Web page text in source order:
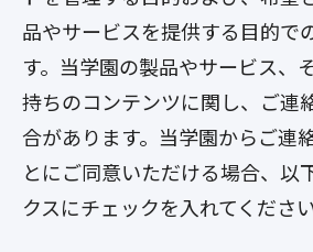
品やサービスを提供する目的で
す。当学園の製品やサービス、
持ちのコンテンツに関し、ご連
合があります。当学園からご連
とにご同意いただける場合、以
クスにチェックを入れてください